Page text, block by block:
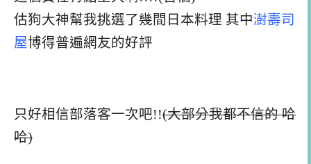
估狗大神幫我挑選了幾間日本料理 其中澍壽司
屋博得普遍網友的好評
只好相信部落客一次吧!!(大部分我都不信的 哈
哈)